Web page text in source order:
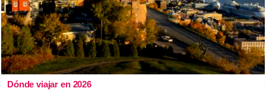
Dónde viajar en 2026